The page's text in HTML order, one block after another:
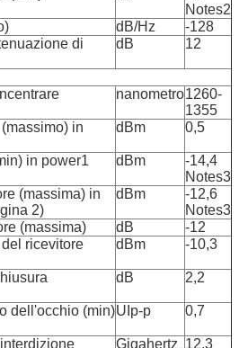
Notes2
dB/Hz
-128
di
dB 12
nanometro1260-
1355
in
dBm 0,5
in power1
dBm
-14,4
Notes3
(massima) in
2)
dBm
-12,6
Notes3
(massima)
dB
-12
ricevitore
dBm -10,3
dB 2,2
dell'occhio (min)UIp-p 0,7
Gigahertz 12,3